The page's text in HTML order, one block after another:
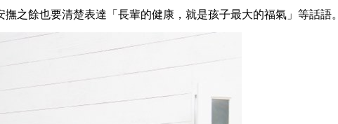
之餘也要清楚表達「長輩的健康，就是孩子最大的福氣」等話語。